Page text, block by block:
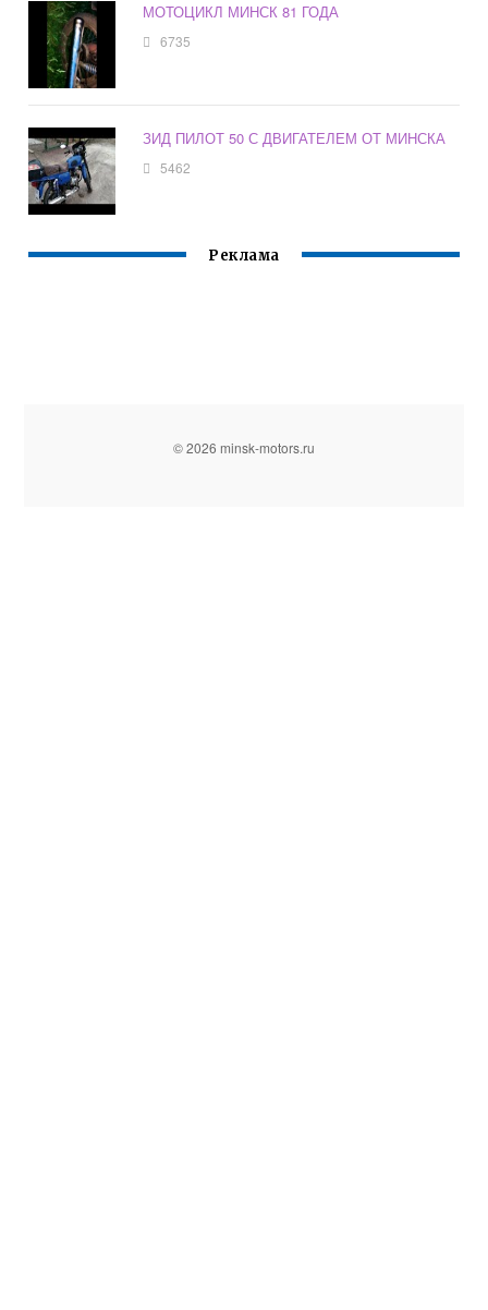
МОТОЦИКЛ МИНСК 81 ГОДА
6735
ЗИД ПИЛОТ 50 С ДВИГАТЕЛЕМ ОТ МИНСКА
5462
Реклама
© 2026 minsk-motors.ru